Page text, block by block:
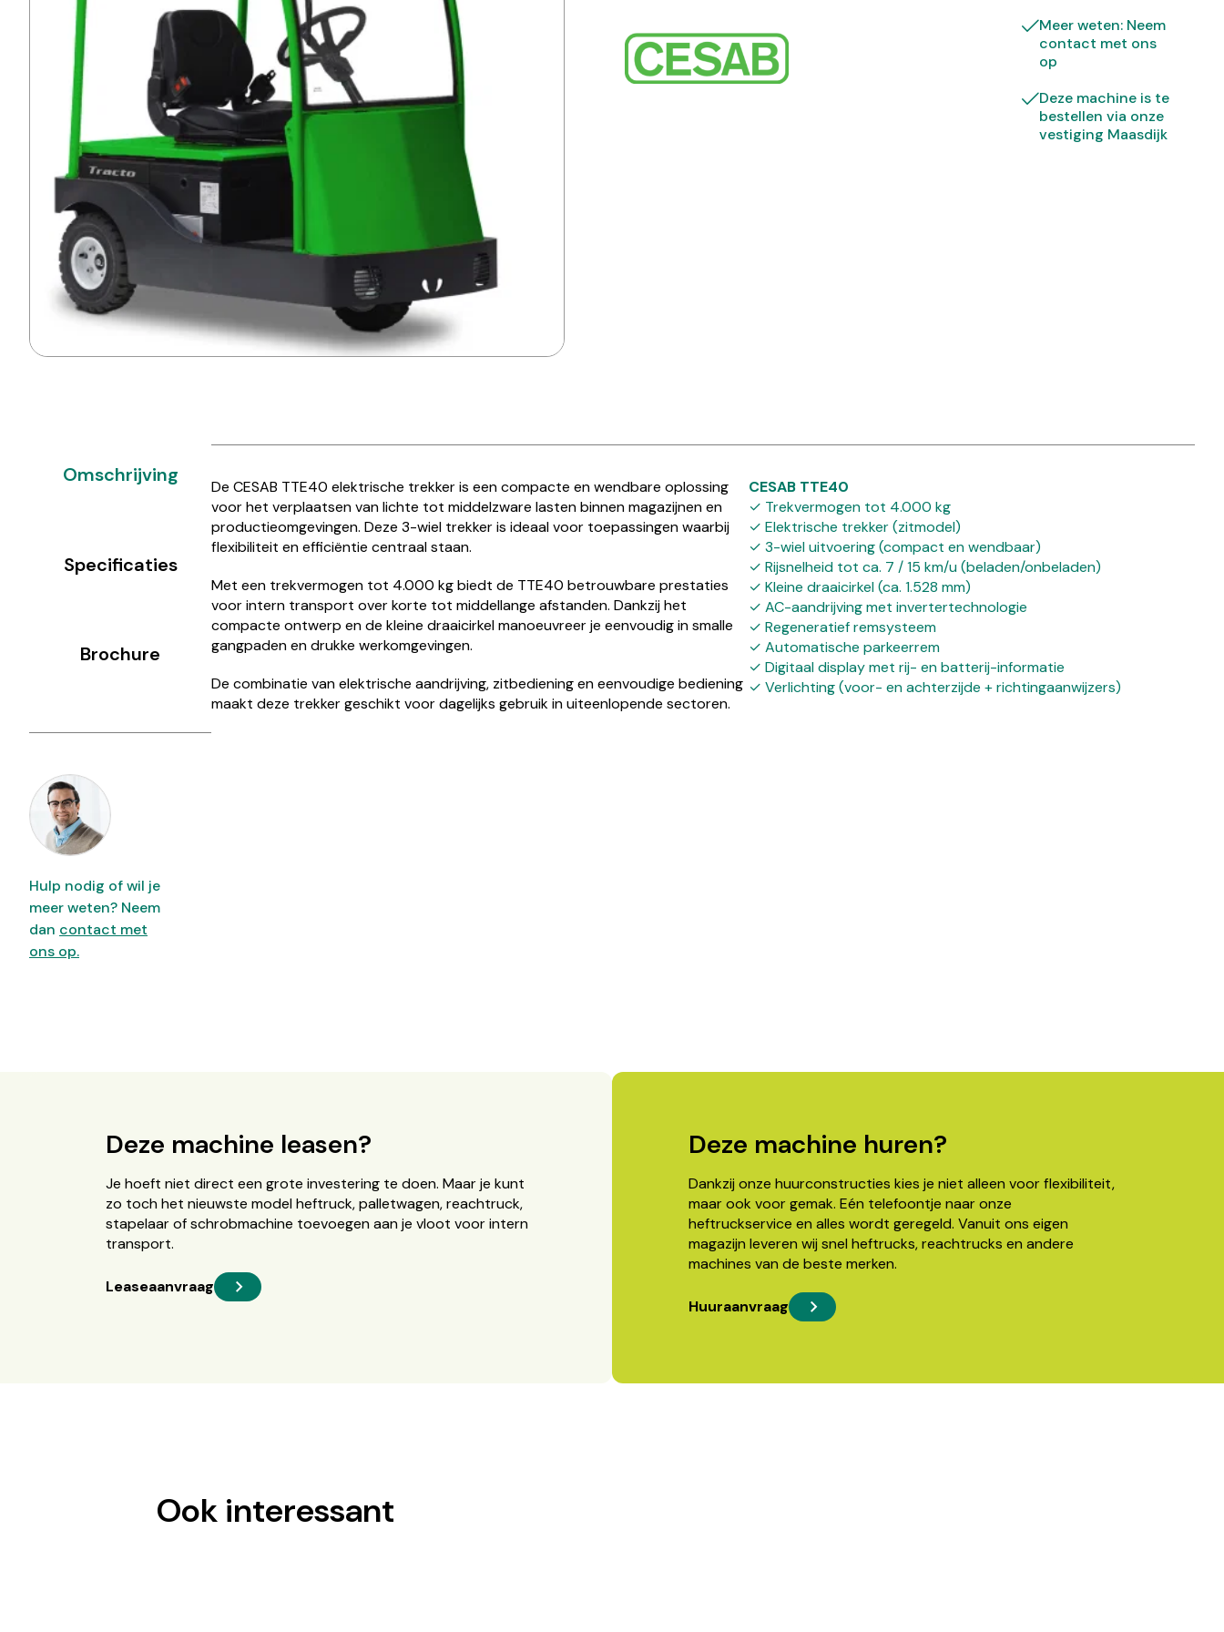
Meer weten: Neem
contact met ons
op
Deze machine is te
bestellen via onze
vestiging Maasdijk
Hulp nodig of wil je
meer weten? Neem
dan contact met
ons op.
Omschrijving
Specificaties
Brochure
De CESAB TTE40 elektrische trekker is een compacte en wendbare oplossing
voor het verplaatsen van lichte tot middelzware lasten binnen magazijnen en
productieomgevingen. Deze 3-wiel trekker is ideaal voor toepassingen waarbij
flexibiliteit en efficiëntie centraal staan.
Met een trekvermogen tot 4.000 kg biedt de TTE40 betrouwbare prestaties
voor intern transport over korte tot middellange afstanden. Dankzij het
compacte ontwerp en de kleine draaicirkel manoeuvreer je eenvoudig in smalle
gangpaden en drukke werkomgevingen.
De combinatie van elektrische aandrijving, zitbediening en eenvoudige bediening
maakt deze trekker geschikt voor dagelijks gebruik in uiteenlopende sectoren.
CESAB TTE40
✓ Trekvermogen tot 4.000 kg
✓ Elektrische trekker (zitmodel)
✓ 3-wiel uitvoering (compact en wendbaar)
✓ Rijsnelheid tot ca. 7 / 15 km/u (beladen/onbeladen)
✓ Kleine draaicirkel (ca. 1.528 mm)
✓ AC-aandrijving met invertertechnologie
✓ Regeneratief remsysteem
✓ Automatische parkeerrem
✓ Digitaal display met rij- en batterij-informatie
✓ Verlichting (voor- en achterzijde + richtingaanwijzers)
Deze machine leasen?
Je hoeft niet direct een grote investering te doen. Maar je kunt
zo toch het nieuwste model heftruck, palletwagen, reachtruck,
stapelaar of schrobmachine toevoegen aan je vloot voor intern
transport.
Leaseaanvraag
Deze machine huren?
Dankzij onze huurconstructies kies je niet alleen voor flexibiliteit,
maar ook voor gemak. Eén telefoontje naar onze
heftruckservice en alles wordt geregeld. Vanuit ons eigen
magazijn leveren wij snel heftrucks, reachtrucks en andere
machines van de beste merken.
Huuraanvraag
Ook interessant